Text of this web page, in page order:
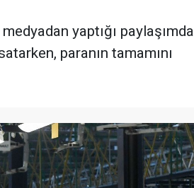
yaptığı paylaşımda
paranın tamamını